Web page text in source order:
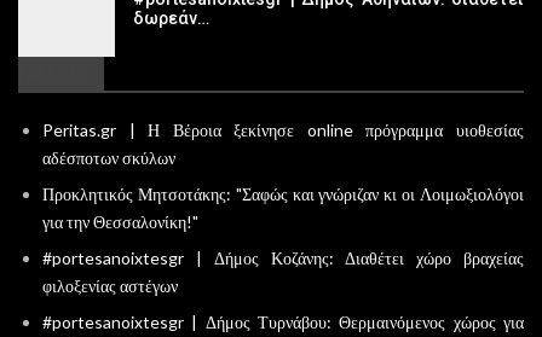
δωρεάν…
Peritas.gr | Η Βέροια ξεκίνησε online πρόγραμμα υιοθεσίας
αδέσποτων σκύλων
Προκλητικός Μητσοτάκης: "Σαφώς και γνώριζαν κι οι Λοιμωξιολόγοι
για την Θεσσαλονίκη!"
#portesanoixtesgr | Δήμος Κοζάνης: Διαθέτει χώρο βραχείας
φιλοξενίας αστέγων
#portesanoixtesgr | Δήμος Τυρνάβου: Θερμαινόμενος χώρος για